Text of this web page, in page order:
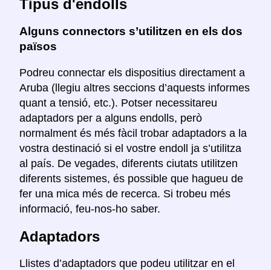
Tipus d'endolls
Alguns connectors s’utilitzen en els dos
països
Podreu connectar els dispositius directament a
Aruba (llegiu altres seccions d’aquests informes
quant a tensió, etc.). Potser necessitareu
adaptadors per a alguns endolls, però
normalment és més fàcil trobar adaptadors a la
vostra destinació si el vostre endoll ja s’utilitza
al país. De vegades, diferents ciutats utilitzen
diferents sistemes, és possible que hagueu de
fer una mica més de recerca. Si trobeu més
informació, feu-nos-ho saber.
Adaptadors
Llistes d’adaptadors que podeu utilitzar en el